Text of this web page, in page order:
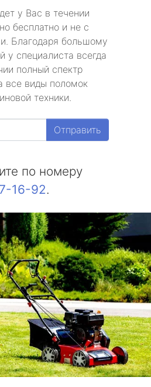
у Вас в течении
бесплатно и не с
Благодаря большому
у специалиста всегда
полный спектр
все виды поломок
техники.
Отправить
по номеру
16-92.